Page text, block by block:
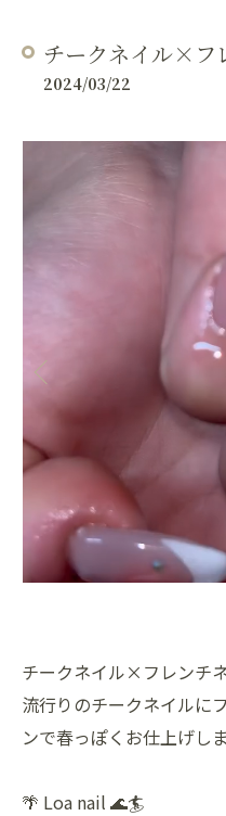
チークネイル×フ
2024/03/22
チークネイル×フレンチ
流行りのチークネイルに
ンで春っぽくお仕上げし
🌴 Loa nail 🌊🏄